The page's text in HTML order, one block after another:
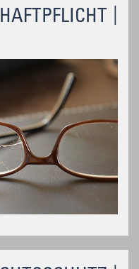
HAFTPFLICHT